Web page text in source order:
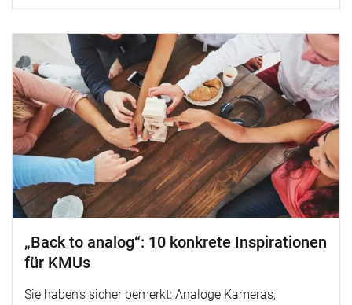
„Back to analog“: 10 konkrete Inspirationen
für KMUs
Sie haben’s sicher bemerkt: Analoge Kameras,